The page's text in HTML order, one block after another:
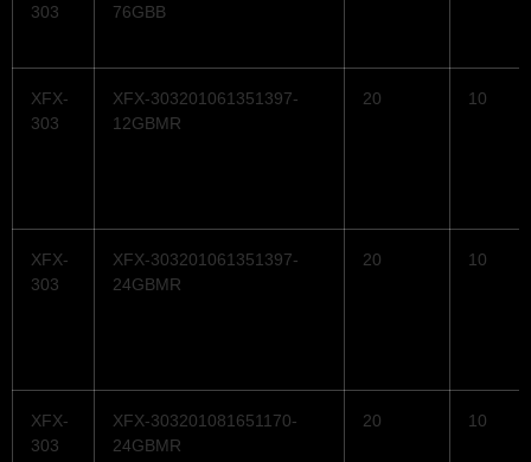
303
76GBB
XFX-
303
XFX-303201061351397-
12GBMR
20 10
XFX-
303
XFX-303201061351397-
24GBMR
20 10
XFX-
303
XFX-303201081651170-
24GBMR
20 10